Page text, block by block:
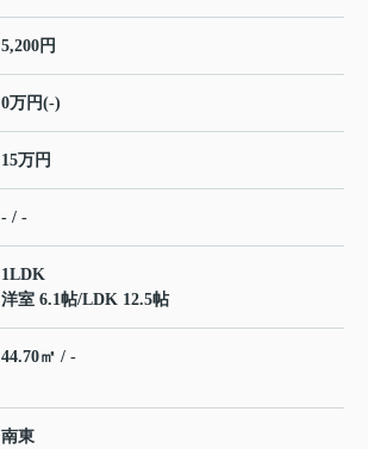
5,200円
0万円(-)
15万円
- / -
1LDK
洋室 6.1帖/LDK 12.5帖
44.70㎡ / -
南東